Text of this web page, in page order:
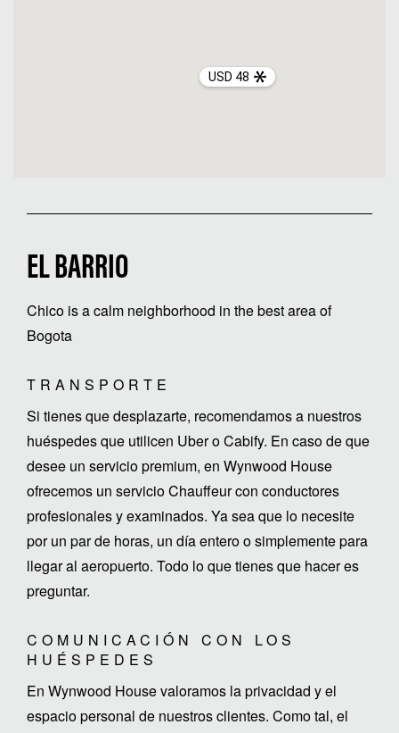
USD 48
EL BARRIO
Chico is a calm neighborhood in the best area of
Bogota
TRANSPORTE
Si tienes que desplazarte, recomendamos a nuestros
huéspedes que utilicen Uber o Cabify. En caso de que
desee un servicio premium, en Wynwood House
ofrecemos un servicio Chauffeur con conductores
profesionales y examinados. Ya sea que lo necesite
por un par de horas, un día entero o simplemente para
llegar al aeropuerto. Todo lo que tienes que hacer es
preguntar.
COMUNICACIÓN CON LOS
HUÉSPEDES
En Wynwood House valoramos la privacidad y el
espacio personal de nuestros clientes. Como tal, el